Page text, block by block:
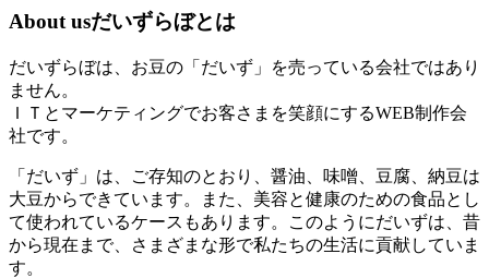
About usだいずらぼとは
だいずらぼは、お豆の「だいず」を売っている会社ではあり
ません。
ＩＴとマーケティングでお客さまを笑顔にするWEB制作会
社です。
「だいず」は、ご存知のとおり、醤油、味噌、豆腐、納豆は
大豆からできています。また、美容と健康のための食品とし
て使われているケースもあります。このようにだいずは、昔
から現在まで、さまざまな形で私たちの生活に貢献していま
す。